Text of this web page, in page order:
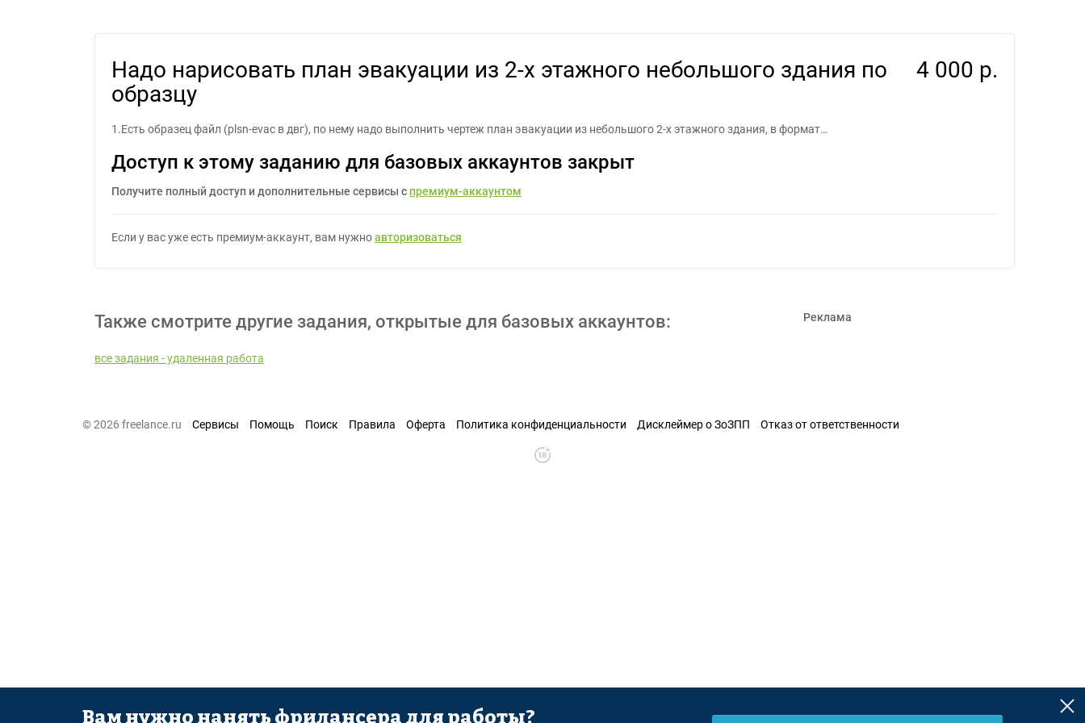
Надо нарисовать план эвакуации из 2-х этажного небольшого здания по
образцу
4 000 р.
1.Есть образец файл (plsn-evac в двг), по нему надо выполнить чертеж план эвакуации из небольшого 2-х этажного здания, в формат…
Доступ к этому заданию для базовых аккаунтов закрыт
Получите полный доступ и дополнительные сервисы с премиум-аккаунтом
Если у вас уже есть премиум-аккаунт, вам нужноавторизоваться
Также смотрите другие задания, открытые для базовых аккаунтов:
все задания - удаленная работа
Реклама
© 2026 freelance.ru Сервисы Помощь Поиск Правила Оферта Политика конфиденциальности Дисклеймер о ЗоЗПП Отказ от ответственности
Вам нужно нанять фрилансера для работы?